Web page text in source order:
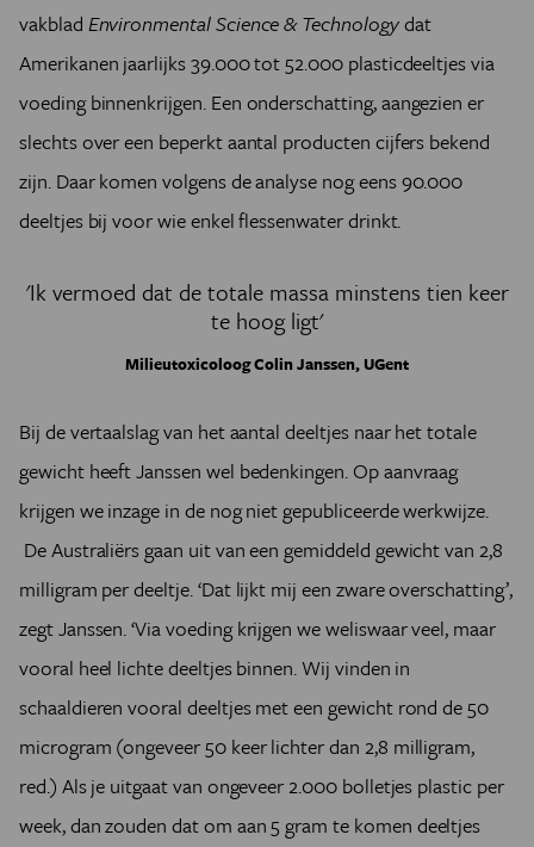
vakblad Environmental Science & Technologydat
Amerikanen jaarlijks 39.000 tot 52.000 plasticdeeltjes via
voeding binnenkrijgen. Een onderschatting, aangezien er
slechts over een beperkt aantal producten cijfers bekend
zijn. Daar komen volgens de analyse nog eens 90.000
deeltjes bij voor wie enkel flessenwater drinkt.
'Ik vermoed dat de totale massa minstens tien keer
te hoog ligt'
Milieutoxicoloog Colin Janssen, UGent
Bij de vertaalslag van het aantal deeltjes naar het totale
gewicht heeft Janssen wel bedenkingen. Op aanvraag
krijgen we inzage in de nog niet gepubliceerde werkwijze.
De Australiërs gaan uit van een gemiddeld gewicht van 2,8
milligram per deeltje.‘Dat lijkt mij een zware overschatting’,
zegt Janssen.‘Via voeding krijgen we weliswaar veel, maar
vooral heel lichte deeltjes binnen. Wij vinden in
schaaldieren vooral deeltjes met een gewicht rond de 50
microgram (ongeveer 50 keer lichter dan 2,8 milligram,
red.) Als je uitgaat van ongeveer 2.000 bolletjes plastic per
week, dan zouden dat om aan 5 gram te komen deeltjes